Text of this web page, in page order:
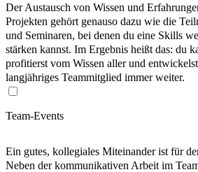
Der Austausch von Wissen und
Projekten gehört genauso dazu wie die
und Seminaren, bei denen du eine Skills
stärken kannst. Im Ergebnis heißt das: du
profitierst vom Wissen aller und
langjähriges Teammitglied immer weiter.
Team-Events
Ein gutes, kollegiales Miteinander ist für
Neben der kommunikativen Arbeit im